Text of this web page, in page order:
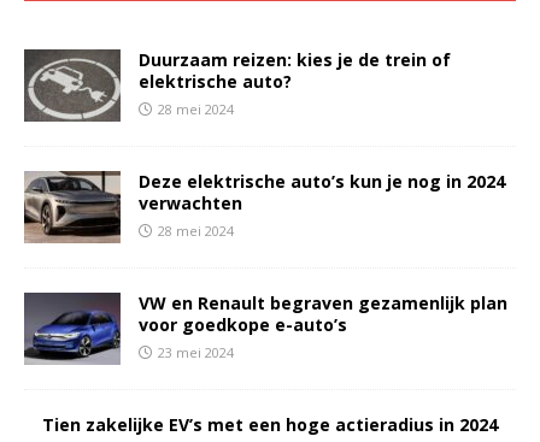
Duurzaam reizen: kies je de trein of
elektrische auto?
28 mei 2024
Deze elektrische auto’s kun je nog in 2024
verwachten
28 mei 2024
VW en Renault begraven gezamenlijk plan
voor goedkope e-auto’s
23 mei 2024
Tien zakelijke EV’s met een hoge actieradius in 2024